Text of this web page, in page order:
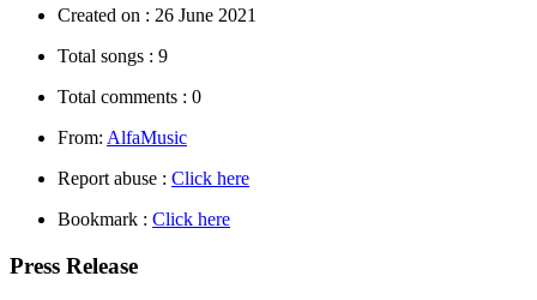
Created on : 26 June 2021
Total songs : 9
Total comments : 0
From: AlfaMusic
Report abuse : Click here
Bookmark : Click here
Press Release